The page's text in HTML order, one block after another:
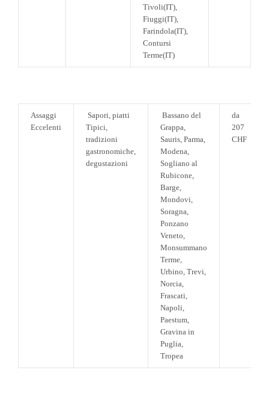
Tivoli(IT),
Fiuggi(IT),
Farindola(IT),
Contursi
Terme(IT)
Assaggi
Eccelenti
Sapori, piatti
Tipici,
tradizioni
gastronomiche,
degustazioni
Bassano del
Grappa,
Sauris, Parma,
Modena,
Sogliano al
Rubicone,
Barge,
Mondovi,
Soragna,
Ponzano
Veneto,
Monsummano
Terme,
Urbino, Trevi,
Norcia,
Frascati,
Napoli,
Paestum,
Gravina in
Puglia,
Tropea
da
207
CHF